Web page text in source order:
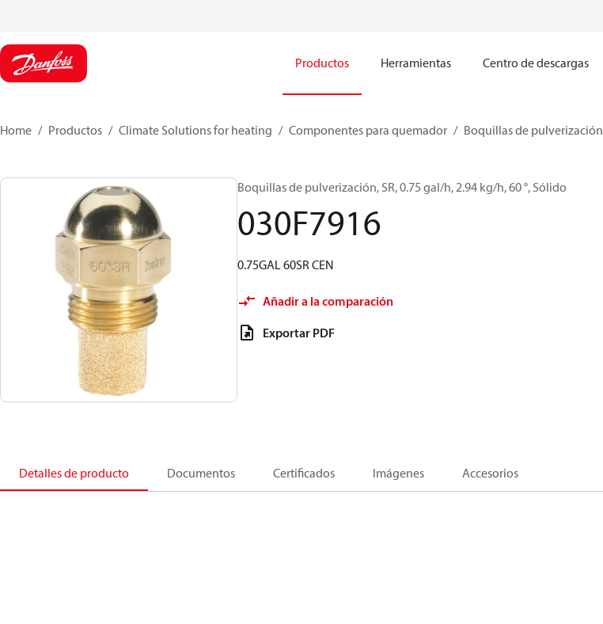
Productos Herramientas Centro de descargas
Home Productos Climate Solutions for heating Componentes para quemador Boquillas de pulverización
Boquillas de pulverización, SR, 0.75 gal/h, 2.94 kg/h, 60 °, Sólido
030F7916
0.75GAL 60SR CEN
Añadir a la comparación
Exportar PDF
Detalles de producto Documentos Certificados Imágenes Accesorios